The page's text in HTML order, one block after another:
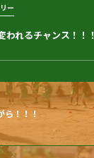
ー
われるチャンス！！！
ら！！！